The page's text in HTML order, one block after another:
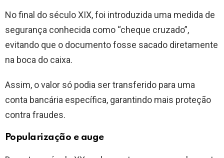
No final do século XIX, foi introduzida uma medida de
segurança conhecida como “cheque cruzado”,
evitando que o documento fosse sacado diretamente
na boca do caixa.
Assim, o valor só podia ser transferido para uma
conta bancária específica, garantindo mais proteção
contra fraudes.
Popularização e auge